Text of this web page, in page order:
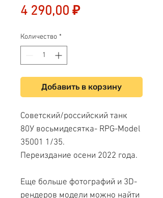
4 290,00 ₽Цена
Количество *
Добавить в корзину
Советский/российский танк
80У восьмидесятка- RPG-Model
35001 1/35.
Переиздание осени 2022 года.
Еще больше фотографий и 3D-
рендеров модели можно найти